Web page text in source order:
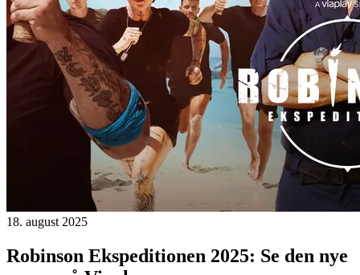
18. august 2025
Robinson Ekspeditionen 2025: Se den nye